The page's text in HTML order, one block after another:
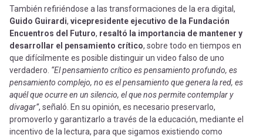
También refiriéndose a las transformaciones de la era digital,
Guido Guirardi, vicepresidente ejecutivo de la Fundación
Encuentros del Futuro, resaltó la importancia de mantener y
desarrollar el pensamiento crítico, sobre todo en tiempos en
que difícilmente es posible distinguir un video falso de uno
verdadero. “El pensamiento crítico es pensamiento profundo, es
pensamiento complejo, no es el pensamiento que genera la red, es
aquél que ocurre en un silencio, el que nos permite contemplar y
divagar”, señaló. En su opinión, es necesario preservarlo,
promoverlo y garantizarlo a través de la educación, mediante el
incentivo de la lectura, para que sigamos existiendo como